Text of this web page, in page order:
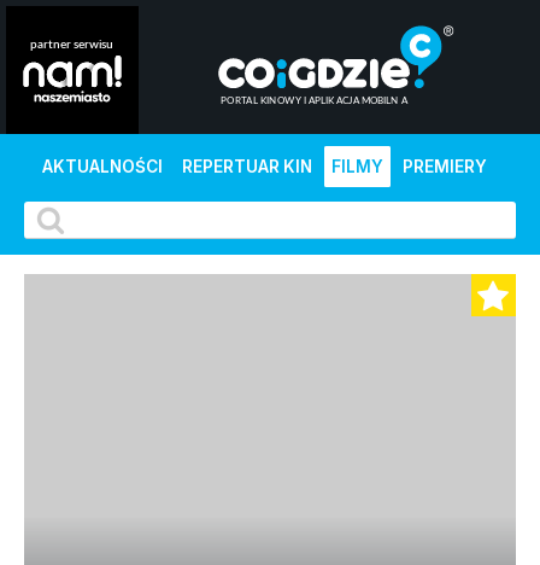
AKTUALNOŚCI REPERTUAR KIN FILMY PREMIERY